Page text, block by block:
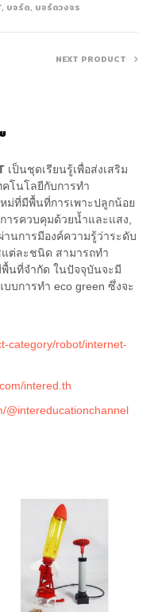
, บอร์ด, บอร์ดวงจร
NEXT PRODUCT
เป็นชุดเรียนรู้เพื่อส่งเสริม
โนโลยีกับการทำ
ม่ที่มีพื้นที่การเพาะปลูกน้อย
ารควบคุมด้วยน้ำและแสง,
นการมีองค์ความรู้ว่าระดับ
ต่ละชนิด สามารถทำ
นที่จำกัด ในปัจจุบันจะมี
บการทำ eco green ซึ่งจะ
category/robot/internet-
intered.th
@intereducationchannel